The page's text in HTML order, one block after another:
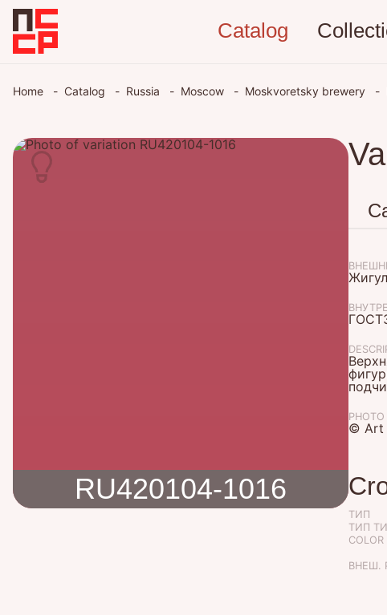
Catalog
Home Catalog Russia Moscow Moskvoretsky brewery
RU420104-1016
PHOTO
© Art
ТИП
ТИП
COLOR
ВНЕШ.